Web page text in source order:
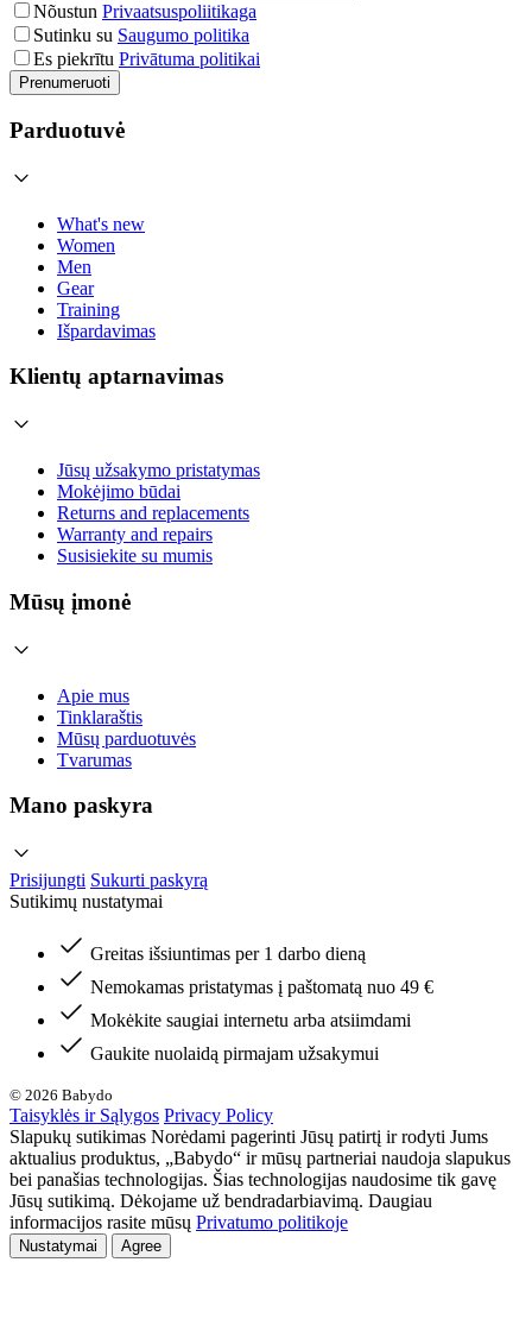
Nõustun Privaatsuspoliitikaga
Sutinku su Saugumo politika
Es piekrītu Privātuma politikai
Prenumeruoti
Parduotuvė
What's new
Women
Men
Gear
Training
Išpardavimas
Klientų aptarnavimas
Jūsų užsakymo pristatymas
Mokėjimo būdai
Returns and replacements
Warranty and repairs
Susisiekite su mumis
Mūsų įmonė
Apie mus
Tinklaraštis
Mūsų parduotuvės
Tvarumas
Mano paskyra
Prisijungti Sukurti paskyrą
Sutikimų nustatymai
Greitas išsiuntimas per 1 darbo dieną
Nemokamas pristatymas į paštomatą nuo 49 €
Mokėkite saugiai internetu arba atsiimdami
Gaukite nuolaidą pirmajam užsakymui
© 2026 Babydo
Taisyklės ir Sąlygos Privacy Policy
Slapukų sutikimas Norėdami pagerinti Jūsų patirtį ir rodyti Jums
aktualius produktus, „Babydo“ ir mūsų partneriai naudoja slapukus
bei panašias technologijas. Šias technologijas naudosime tik gavę
Jūsų sutikimą. Dėkojame už bendradarbiavimą. Daugiau
informacijos rasite mūsų Privatumo politikoje
Nustatymai Agree